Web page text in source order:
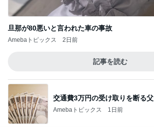
旦那が80悪いと言われた車の事故
Amebaトピックス 2日前
記事を読む
交通費3万円の受け取りを断る父
Amebaトピックス 1日前